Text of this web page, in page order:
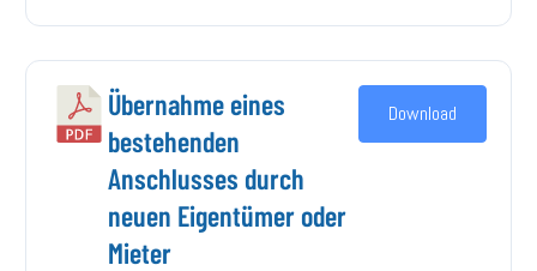
Übernahme eines
bestehenden
Anschlusses durch
neuen Eigentümer oder
Mieter
Download